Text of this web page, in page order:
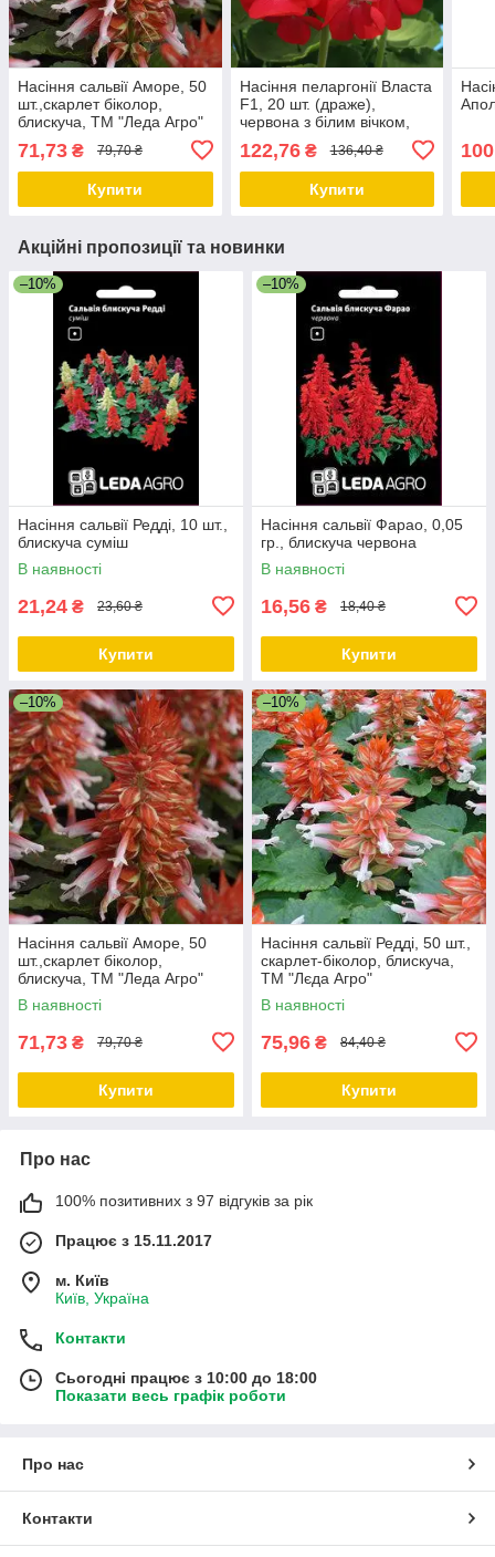
Насіння сальвії Аморе, 50
шт.,скарлет біколор,
блискуча, ТМ "Леда Агро"
71,73 ₴ 79,70 ₴
Купити
Насіння пеларгонії Власта
F1, 20 шт. (драже),
червона з білим вічком,
122,76₴ 136,40 ₴
Купити
Акційні пропозиції та новинки
–10%
Насіння сальвії Редді, 10 шт.,
блискуча суміш
В наявності
21,24 ₴ 23,60 ₴
Купити
–10%
Насіння сальвії Фарао, 0,05
гр., блискуча червона
В наявності
16,56 ₴ 18,40 ₴
Купити
–10%
Насіння сальвії Аморе, 50
шт.,скарлет біколор,
блискуча, ТМ "Леда Агро"
В наявності
71,73 ₴ 79,70 ₴
Купити
–10%
Насіння сальвії Редді, 50 шт.,
скарлет-біколор, блискуча,
ТМ "Лєда Агро"
В наявності
75,96 ₴ 84,40 ₴
Купити
Про нас
100% позитивних з 97 відгуків за рік
Працює з 15.11.2017
м. Київ
Київ, Україна
Контакти
Сьогодні працює з 10:00 до 18:00
Показати весь графік роботи
Про нас
Контакти